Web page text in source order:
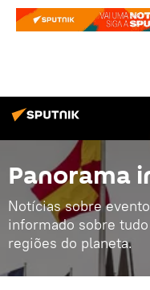
Panorama
Notícias sobre
informado sobre
regiões do planeta.